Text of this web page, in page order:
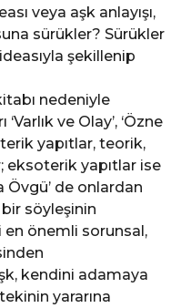
veya aşk anlayışı,
sürükler? Sürükler
şekillenip
nedeniyle
ve Olay’, ‘Özne
yapıtlar, teorik,
eksoterik yapıtlar ise
Övgü’ de onlardan
söyleşinin
en önemli sorunsal,
kendini adamaya
yararına